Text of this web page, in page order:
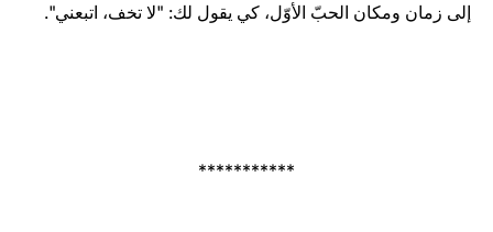
إلى زمان ومكان الحبّ الأوّل، كي يقول لك: "لا تخف، اتبعني".
***********